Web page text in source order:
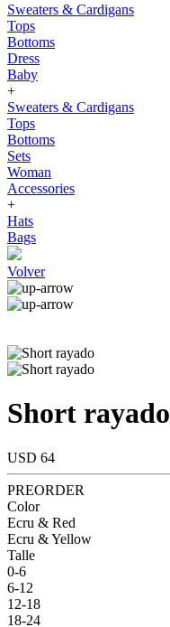
Sweaters & Cardigans
Tops
Bottoms
Dress
Baby
+
Sweaters & Cardigans
Tops
Bottoms
Sets
Woman
Accessories
+
Hats
Bags
Volver
Short rayado
USD 64
PREORDER
Color
Ecru & Red
Ecru & Yellow
Talle
0-6
6-12
12-18
18-24